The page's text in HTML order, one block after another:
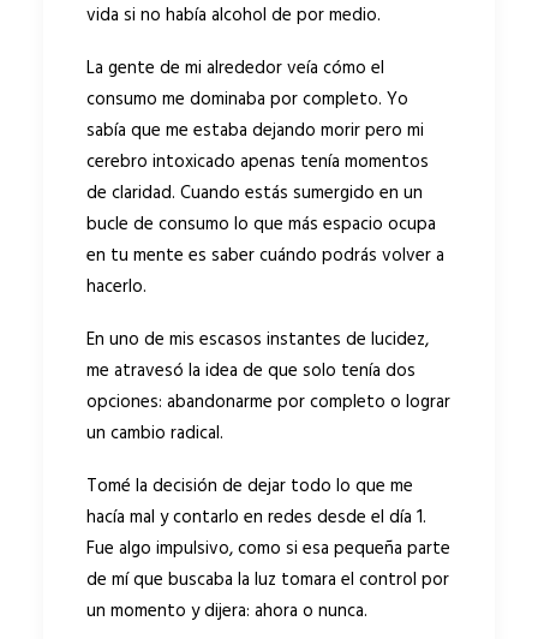
vida si no había alcohol de por medio.
La gente de mi alrededor veía cómo el
consumo me dominaba por completo. Yo
sabía que me estaba dejando morir pero mi
cerebro intoxicado apenas tenía momentos
de claridad. Cuando estás sumergido en un
bucle de consumo lo que más espacio ocupa
en tu mente es saber cuándo podrás volver a
hacerlo.
En uno de mis escasos instantes de lucidez,
me atravesó la idea de que solo tenía dos
opciones: abandonarme por completo o lograr
un cambio radical.
Tomé la decisión de dejar todo lo que me
hacía mal y contarlo en redes desde el día 1.
Fue algo impulsivo, como si esa pequeña parte
de mí que buscaba la luz tomara el control por
un momento y dijera: ahora o nunca.